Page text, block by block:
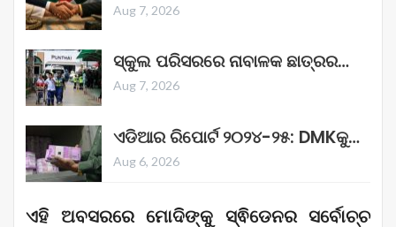
Aug 7, 2026
ସ୍କୁଲ ପରିସରରେ ନାବାଳକ ଛାତ୍ରର…
Aug 7, 2026
ଏଡିଆର ରିପୋର୍ଟ ୨୦୨୪-୨୫: DMKକୁ…
Aug 6, 2026
ଏହି ଅବସରରେ ମୋଦିଙ୍କୁ ସ୍ଵିଡେନର ସର୍ବୋଚ୍ଚ